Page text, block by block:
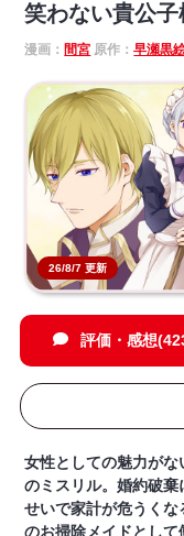
笑わない貴公
漫画： 間宮 原作：早瀬黒
26/8/7 更新
評価・感想
女性としての魅力が
のミスリル。婚約破
せいで家計が危うく
のお掃除メイドとし